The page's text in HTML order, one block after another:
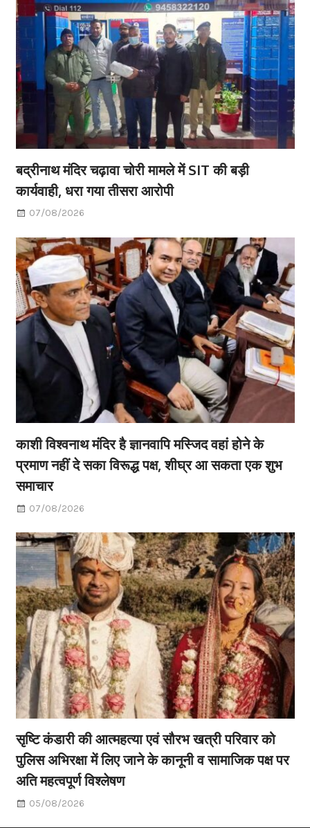
बद्रीनाथ मंदिर चढ़ावा चोरी मामले में SIT की बड़ी
कार्यवाही, धरा गया तीसरा आरोपी
07/08/2026
काशी विश्वनाथ मंदिर है ज्ञानवापि मस्जिद वहां होने के
प्रमाण नहीं दे सका विरूद्ध पक्ष, शीघ्र आ सकता एक शुभ
समाचार
07/08/2026
सृष्टि कंडारी की आत्महत्या एवं सौरभ खत्री परिवार को
पुलिस अभिरक्षा में लिए जाने के कानूनी व सामाजिक पक्ष पर
अति महत्वपूर्ण विश्लेषण
05/08/2026